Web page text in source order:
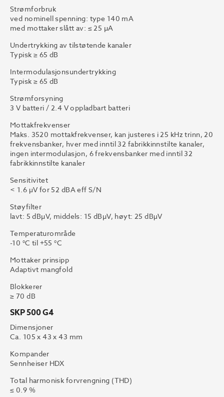
Strømforbruk
ved nominell spenning: type 140 mA
med mottaker slått av: ≤ 25 µA
Undertrykking av tilstøtende kanaler
Typisk ≥ 65 dB
Intermodulasjonsundertrykking
Typisk ≥ 65 dB
Strømforsyning
3 V batteri / 2.4 V oppladbart batteri
Mottakfrekvenser
Maks. 3520 mottakfrekvenser, kan justeres i 25 kHz trinn, 20
frekvensbanker, hver med inntil 32 fabrikkinnstilte kanaler,
ingen intermodulasjon, 6 frekvensbanker med inntil 32
fabrikkinnstilte kanaler
Sensitivitet
< 1.6 μV for 52 dBA eff S/N
Støyfilter
lavt: 5 dBµV, middels: 15 dBµV, høyt: 25 dBμV
Temperaturområde
-10 °C til +55 °C
Mottaker prinsipp
Adaptivt mangfold
Blokkerer
≥ 70 dB
SKP 500 G4
Dimensjoner
Ca. 105 x 43 x 43 mm
Kompander
Sennheiser HDX
Total harmonisk forvrengning (THD)
≤ 0.9 %